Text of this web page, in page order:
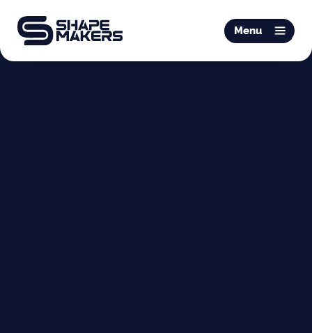
O & P
Mobiliteit
Menu